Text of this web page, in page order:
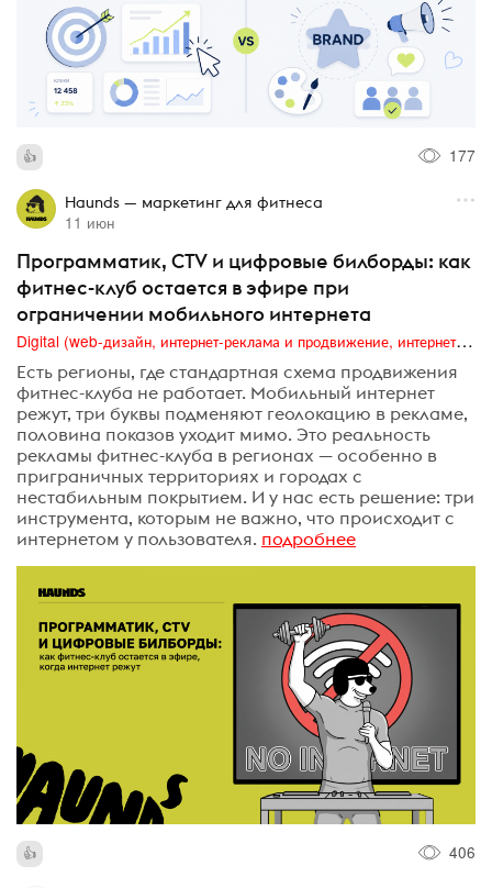
177
Haunds — маркетинг для фитнеса
11 июн
Программатик, CTV и цифровые билборды: как
фитнес-клуб остается в эфире при
ограничении мобильного интернета
Digital (web-дизайн, интернет-реклама и продвижение, интернет-сообщества и блоги, интернет-коммуникации, мобильный маркетинг, реклама на цифровых экранах)
Есть регионы, где стандартная схема продвижения
фитнес-клуба не работает. Мобильный интернет
режут, три буквы подменяют геолокацию в рекламе,
половина показов уходит мимо. Это реальность
рекламы фитнес-клуба в регионах — особенно в
приграничных территориях и городах с
нестабильным покрытием. И у нас есть решение: три
инструмента, которым не важно, что происходит с
интернетом у пользователя. подробнее
406